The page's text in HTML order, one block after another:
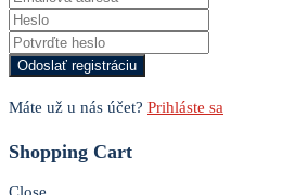
Máte už u nás účet? Prihláste sa
Shopping Cart
Close